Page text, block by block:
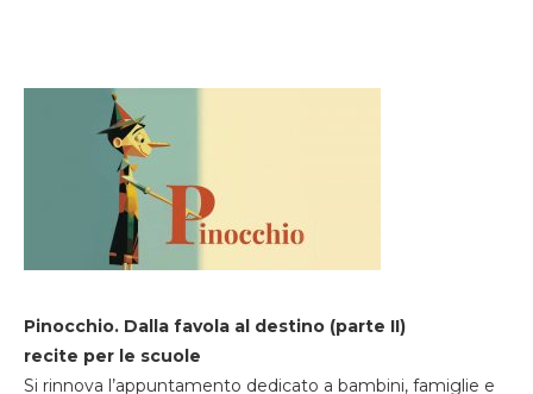
Pinocchio. Dalla favola al destino (parte II)
recite per le scuole
Si rinnova l’appuntamento dedicato a bambini, famiglie e